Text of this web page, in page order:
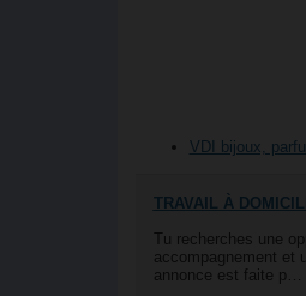
VDI bijoux,
TRAVAIL À
Tu recherches une
accompagnement et
annonce est faite p…